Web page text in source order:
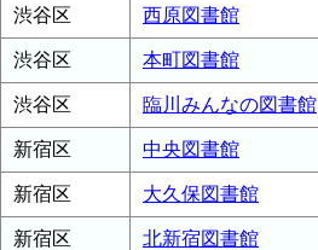
渋谷区 西原図書館
渋谷区 本町図書館
渋谷区 臨川みんなの図書館
新宿区 中央図書館
新宿区 大久保図書館
新宿区 北新宿図書館